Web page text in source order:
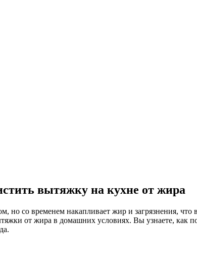
вытяжку на кухне от жира
со временем накапливает жир и загрязнения, что
от жира в домашних условиях. Вы узнаете, как